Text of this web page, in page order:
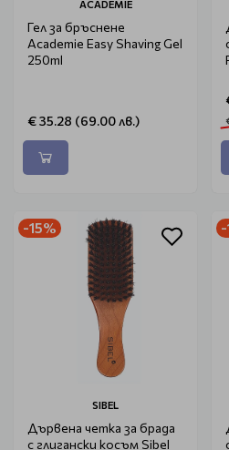
ACADEMIE
Гел за бръснене
Academie Easy Shaving Gel
250ml
€ 35.28 (69.00 лв.)
-15%
SIBEL
Дървена четка за брада
с глигански косъм Sibel
-